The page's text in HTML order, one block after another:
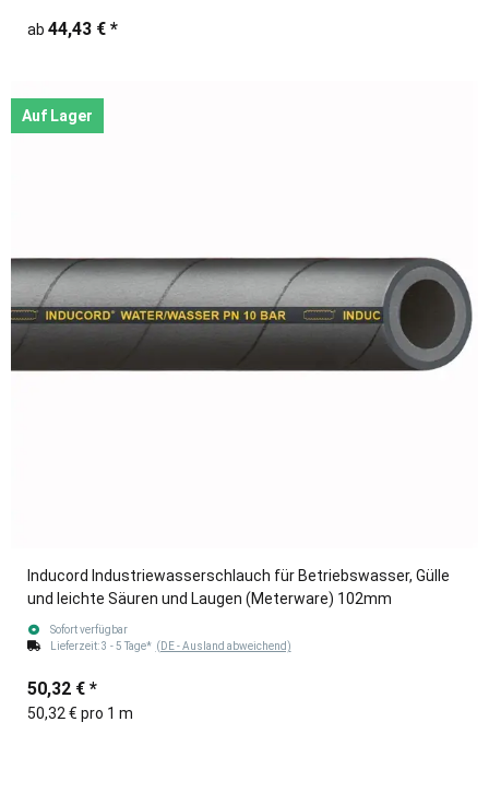
ab 44,43 € *
Auf Lager
Inducord Industriewasserschlauch für Betriebswasser, Gülle
und leichte Säuren und Laugen (Meterware) 102mm
Sofort verfügbar
Lieferzeit:3 - 5 Tage* (DE - Ausland abweichend)
50,32 € *
50,32 € pro 1 m